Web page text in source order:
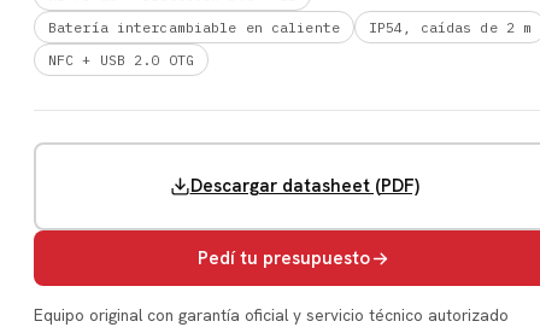
Batería intercambiable en caliente
IP54, caídas de 2 m
NFC + USB 2.0 OTG
Descargar datasheet (PDF)
Pedí tu presupuesto
Equipo original con garantía oficial y servicio técnico autorizado